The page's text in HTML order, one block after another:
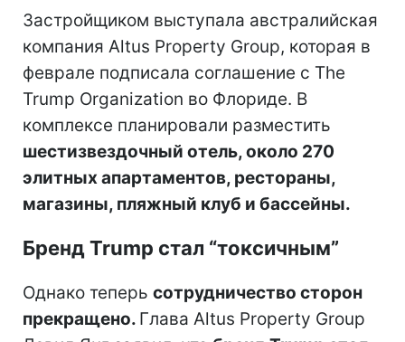
Застройщиком выступала австралийская
компания Altus Property Group, которая в
феврале подписала соглашение с The
Trump Organization во Флориде. В
комплексе планировали разместить
шестизвездочный отель, около 270
элитных апартаментов, рестораны,
магазины, пляжный клуб и бассейны.
Бренд Trump стал “токсичным”
Однако теперь сотрудничество сторон
прекращено. Глава Altus Property Group